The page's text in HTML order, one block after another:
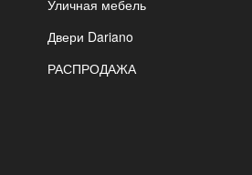
Уличная мебель
Двери Dariano
РАСПРОДАЖА